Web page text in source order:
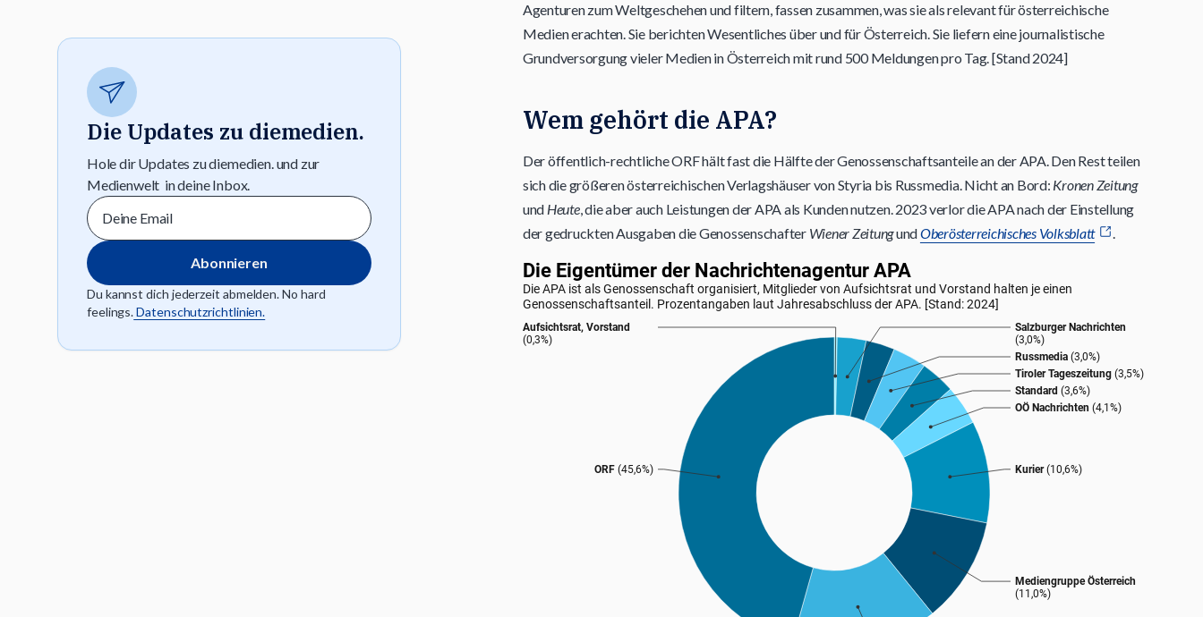
Die Updates zu diemedien.
Hole dir Updates zu diemedien. und zur
Medienwelt in deine Inbox.
Du kannst dich jederzeit abmelden. No hard
feelings.Datenschutzrichtlinien.
Agenturen zum Weltgeschehen und filtern, fassen zusammen, was sie als relevant für österreichische
Medien erachten. Sie berichten Wesentliches über und für Österreich. Sie liefern eine journalistische
Grundversorgung vieler Medien in Österreich mit rund 500 Meldungen pro Tag. [Stand 2024]
Wem gehört die APA?
Der öffentlich-rechtliche ORF hält fast die Hälfte der Genossenschaftsanteile an der APA. Den Rest teilen
sich die größeren österreichischen Verlagshäuser von Styria bis Russmedia. Nicht an Bord: Kronen Zeitung
und Heute, die aber auch Leistungen der APA als Kunden nutzen. 2023 verlor die APA nach der Einstellung
der gedruckten Ausgaben die Genossenschafter Wiener ZeitungundOberösterreichisches Volksblatt .